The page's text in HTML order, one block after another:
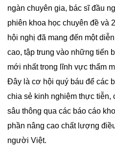
ngàn chuyên gia, bác sĩ đầu
phiên khoa học chuyên đề và
hội nghị đã mang đến một
cao, tập trung vào những tiến
mới nhất trong lĩnh vực thẩm
Đây là cơ hội quý báu để các
chia sẻ kinh nghiệm thực tiễn,
sâu thông qua các báo cáo
phần nâng cao chất lượng
người Việt.